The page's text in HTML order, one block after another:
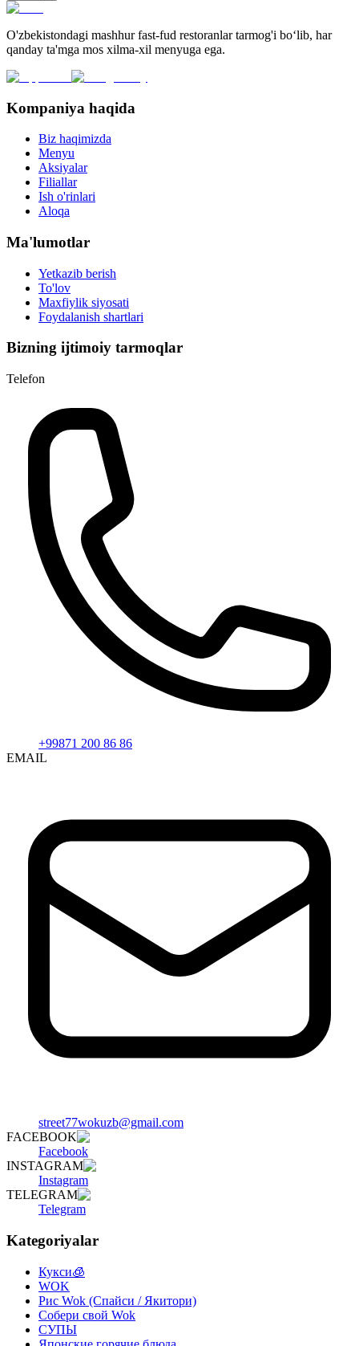
O'zbekistondagi mashhur fast-fud restoranlar tarmog'i bo‘lib, har
qanday ta'mga mos xilma-xil menyuga ega.
Kompaniya haqida
Biz haqimizda
Menyu
Aksiyalar
Filiallar
Ish o'rinlari
Aloqa
Ma'lumotlar
Yetkazib berish
To'lov
Maxfiylik siyosati
Foydalanish shartlari
Bizning ijtimoiy tarmoqlar
Telefon
+99871 200 86 86
EMAIL
street77wokuzb@gmail.com
FACEBOOK
Facebook
INSTAGRAM
Instagram
TELEGRAM
Telegram
Kategoriyalar
Кукси🧊
WOK
Рис Wok (Спайси / Якитори)
Собери свой Wok
СУПЫ